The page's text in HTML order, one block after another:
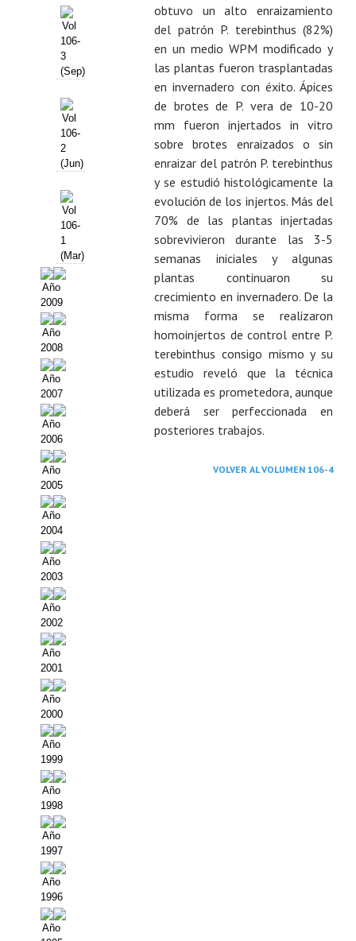
Vol
106-
3
(Sep)
Vol
106-
2
(Jun)
Vol
106-
1
(Mar)
Año
2009
Año
2008
Año
2007
Año
2006
Año
2005
Año
2004
Año
2003
Año
2002
Año
2001
Año
2000
Año
1999
Año
1998
Año
1997
Año
1996
Año
obtuvo un alto enraizamiento
del patrón P. terebinthus (82%)
en un medio WPM modificado y
las plantas fueron trasplantadas
en invernadero con éxito. Ápices
de brotes de P. vera de 10-20
mm fueron injertados in vitro
sobre brotes enraizados o sin
enraizar del patrón P. terebinthus
y se estudió histológicamente la
evolución de los injertos. Más del
70% de las plantas injertadas
sobrevivieron durante las 3-5
semanas iniciales y algunas
plantas continuaron su
crecimiento en invernadero. De la
misma forma se realizaron
homoinjertos de control entre P.
terebinthus consigo mismo y su
estudio reveló que la técnica
utilizada es prometedora, aunque
deberá ser perfeccionada en
posteriores trabajos.
VOLVER AL VOLUMEN 106-4